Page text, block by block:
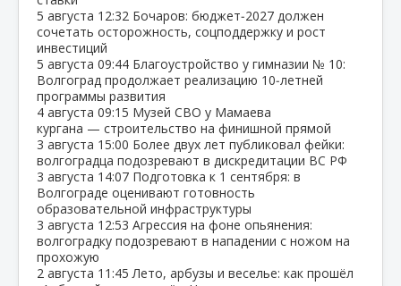
5 августа 12:32 Бочаров: бюджет‑2027 должен
сочетать осторожность, соцподдержку и рост
инвестиций
5 августа 09:44 Благоустройство у гимназии № 10:
Волгоград продолжает реализацию 10‑летней
программы развития
4 августа 09:15 Музей СВО у Мамаева
кургана — строительство на финишной прямой
3 августа 15:00 Более двух лет публиковал фейки:
волгоградца подозревают в дискредитации ВС РФ
3 августа 14:07 Подготовка к 1 сентября: в
Волгограде оценивают готовность
образовательной инфраструктуры
3 августа 12:53 Агрессия на фоне опьянения:
волгоградку подозревают в нападении с ножом на
прохожую
2 августа 11:45 Лето, арбузы и веселье: как прошёл